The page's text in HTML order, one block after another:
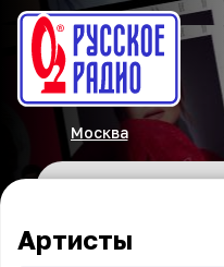
Москва
Артисты